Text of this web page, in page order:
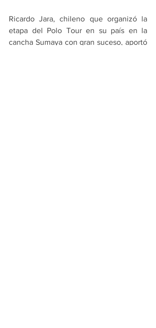
Ricardo Jara, chileno que organizó la
etapa del Polo Tour en su país en la
cancha Sumaya con gran suceso, aportó